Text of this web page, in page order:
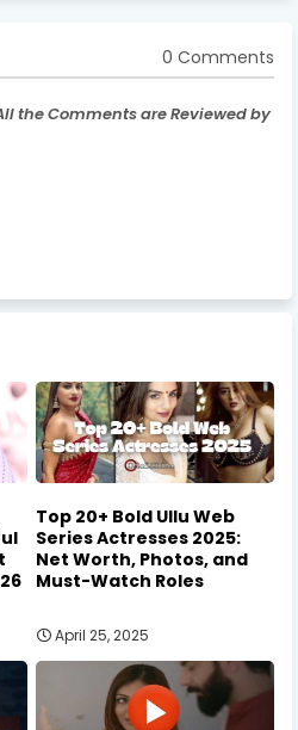
0 Comments
the Comments are Reviewed by
Top 20+ Bold Ullu Web
Series Actresses 2025:
Net Worth, Photos, and
Must-Watch Roles
April 25, 2025